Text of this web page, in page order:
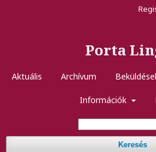
Porta
Aktuális Archívum
Információk
Keresés